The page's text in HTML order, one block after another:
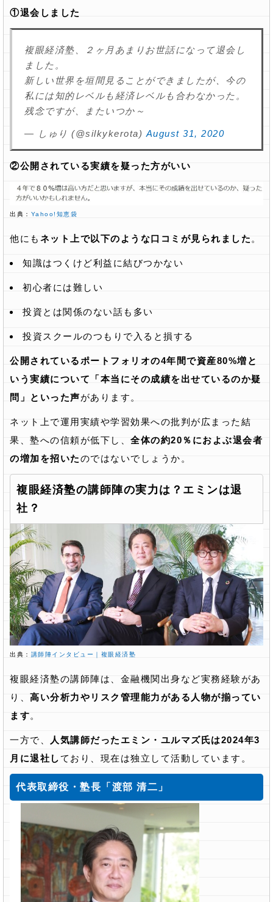
①退会しました
複眼経済塾、２ヶ月あまりお世話になって退会し
ました。
新しい世界を垣間見ることができましたが、今の
私には知的レベルも経済レベルも合わなかった。
残念ですが、またいつか～
— しゅり (@silkykerota) August 31, 2020
②公開されている実績を疑った方がいい
出典： Yahoo!知恵袋
他にも ネット上で以下のような口コミが見られました 。
知識はつくけど利益に結びつかない
初心者には難しい
投資とは関係のない話も多い
投資スクールのつもりで入ると損する
公開されているポートフォリオの4年間で資産80%増と
いう実績について「本当にその成績を出せているのか疑
問」といった声があります。
ネット上で運用実績や学習効果への批判が広まった結
果、塾への信頼が低下し、 全体の約20％におよぶ退会者
の増加を招いたのではないでしょうか。
複眼経済塾の講師陣の実力は？エミンは退
社？
出典： 講師陣インタビュー｜複眼経済塾
複眼経済塾の講師陣は、金融機関出身など実務経験があ
り、 高い分析力やリスク管理能力がある人物が揃ってい
ます。
一方で、
人気講師だったエミン・ユルマズ氏は2024年3
月に退社しており、現在は独立して活動しています。
代表取締役・塾長「渡部 清二」